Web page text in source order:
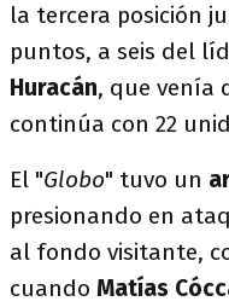
la tercera posición
puntos, a seis del
Huracán, que venía
continúa con 22
El "Globo" tuvo un
presionando en
al fondo visitante,
cuando Matías